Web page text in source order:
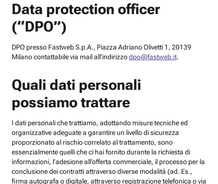
Data protection officer
(“DPO”)
DPO presso Fastweb S.p.A., Piazza Adriano Olivetti 1, 20139
Milano contattabile via mail all’indirizzodpo@fastweb.it.
Quali dati personali
possiamo trattare
I dati personali che trattiamo, adottando misure tecniche ed
organizzative adeguate a garantire un livello di sicurezza
proporzionato al rischio correlato al trattamento, sono
essenzialmente quelli che ci hai fornito durante la richiesta di
informazioni, l’adesione all’offerta commerciale, il processo per la
conclusione dei contratti attraverso diverse modalità (ad. Es.,
firma autografa o digitale, attraverso registrazione telefonica o via